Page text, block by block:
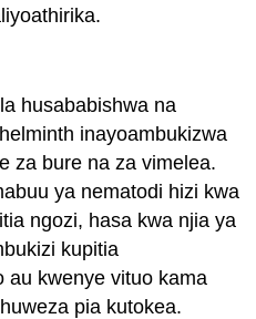
husababishwa na
inayoambukizwa
za bure na za vimelea.
ya nematodi hizi kwa
ngozi, hasa kwa njia ya
kupitia
au kwenye vituo kama
pia kutokea.